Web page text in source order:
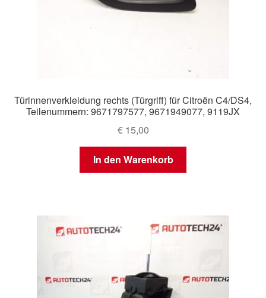
Türinnenverkleidung rechts (Türgriff) für Citroën C4/DS4,
Teilenummern: 9671797577, 9671949077, 9119JX
€15,00
In den Warenkorb